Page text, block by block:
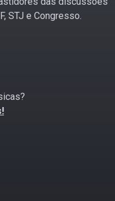
STJ e Congresso.